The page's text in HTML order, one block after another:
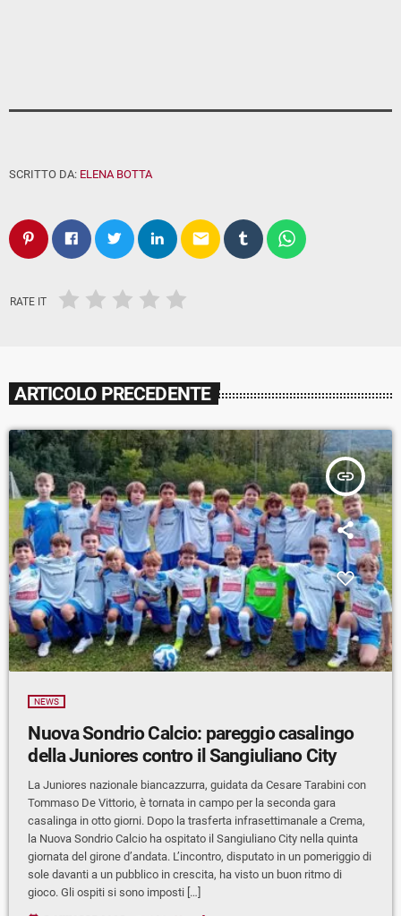
SCRITTO DA: ELENA BOTTA
email
RATE IT
ARTICOLO PRECEDENTE
insert_link
NEWS
Nuova Sondrio Calcio: pareggio casalingo
della Juniores contro il Sangiuliano City
La Juniores nazionale biancazzurra, guidata da Cesare Tarabini con
Tommaso De Vittorio, è tornata in campo per la seconda gara
casalinga in otto giorni. Dopo la trasferta infrasettimanale a Crema,
la Nuova Sondrio Calcio ha ospitato il Sangiuliano City nella quinta
giornata del girone d’andata. L’incontro, disputato in un pomeriggio di
sole davanti a un pubblico in crescita, ha visto un buon ritmo di
gioco. Gli ospiti si sono imposti […]